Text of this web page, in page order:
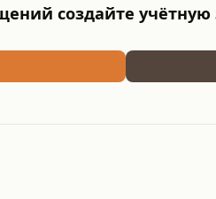
создайте учётную